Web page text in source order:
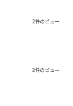
2件のビュー
2件のビュー